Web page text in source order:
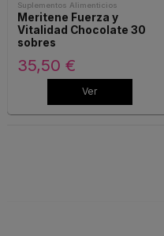
Suplementos Alimenticios
Meritene Fuerza y
Vitalidad Chocolate 30
sobres
35,50 €
Ver